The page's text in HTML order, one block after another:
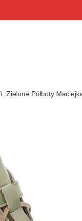
\ Zielone Półbuty